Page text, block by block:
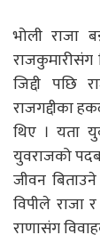
भोली राजा
राजकुमारीसंग
जिद्दी पछि
राजगद्दीका
थिए । यता
युवराजको
जीवन
विपीले राजा
राणासंग